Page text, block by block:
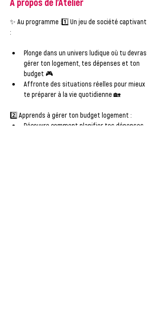
✨ Au programme :1️⃣ Un jeu de société captivant
:
Plonge dans un univers ludique où tu devras
gérer ton logement, tes dépenses et ton
budget 🎮
Affronte des situations réelles pour mieux
te préparer à la vie quotidienne 🏡
2️⃣ Apprends à gérer ton budget logement :
Découvre comment planifier tes dépenses